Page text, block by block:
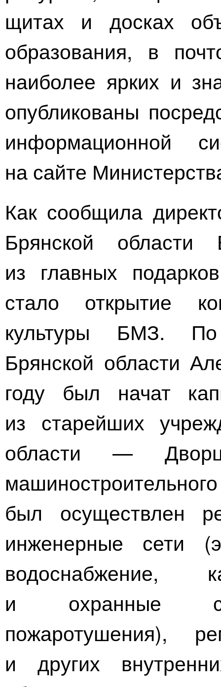
щитах и досках
образования, в
наиболее ярких и
опубликованы
информационной
на сайте
Как сообщила
Брянской
из главных
стало открытие
культуры БМЗ. По
Брянской области
году был начат
из старейших
области —
был осуществлен
инженерные сети
водоснабжение,
и охранные
пожаротушения),
и других